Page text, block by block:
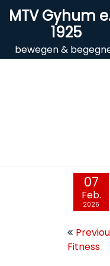
SkipMTV Gyhum
1925
bewegen &
07
Feb.
2026
Fitness